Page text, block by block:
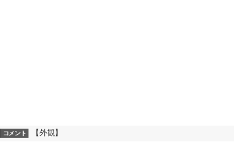
コメント 【外観】